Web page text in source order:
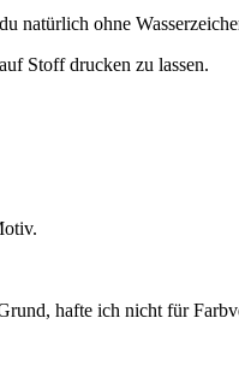
natürlich ohne
Stoff drucken zu lassen.
hafte ich nicht für